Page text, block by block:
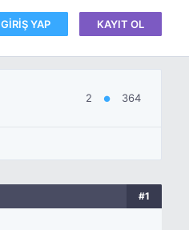
GIRIŞ YAP KAYIT OL
2 ● 364
#1